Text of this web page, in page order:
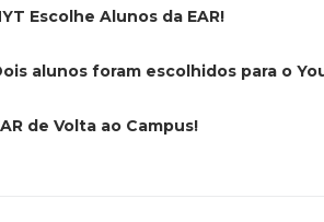
Escolhe Alunos da EAR!
alunos foram escolhidos para o
de Volta ao Campus!